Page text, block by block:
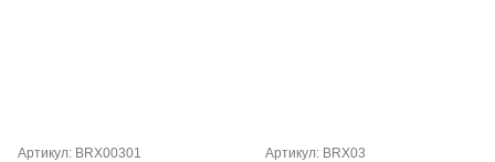
Артикул: BRX00301 Артикул: BRX03